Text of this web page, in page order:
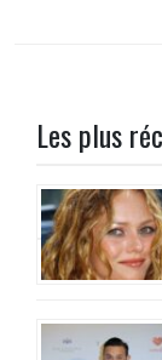
Les plus